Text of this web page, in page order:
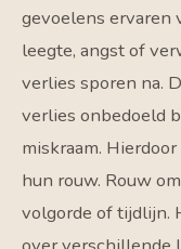
gevoelens ervaren
leegte, angst of
verlies sporen na.
verlies onbedoeld
miskraam.
hun rouw. Rouw
volgorde of tijdlijn.